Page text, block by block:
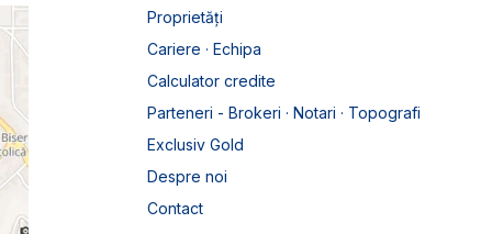
Proprietăți
Cariere · Echipa
Calculator credite
Parteneri - Brokeri · Notari · Topografi
Exclusiv Gold
Despre noi
Contact